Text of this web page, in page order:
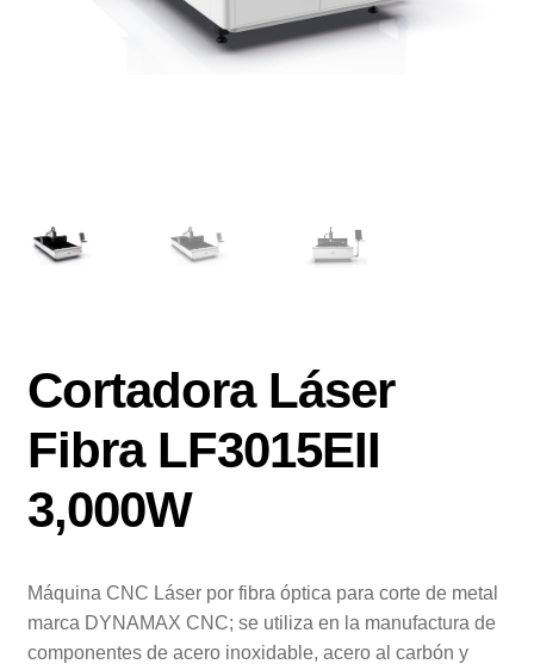
Cortadora Láser
Fibra LF3015EII
3,000W
Máquina CNC Láser por fibra óptica para corte de metal
marca DYNAMAX CNC; se utiliza en la manufactura de
componentes de acero inoxidable, acero al carbón y